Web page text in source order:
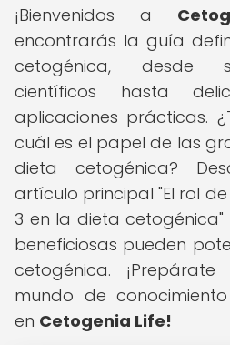
¡Bienvenidos a
encontrarás la guía
cetogénica, desde
científicos hasta
aplicaciones prácticas.
cuál es el papel de las
dieta cetogénica?
artículo principal "El rol
3 en la dieta
beneficiosas pueden
cetogénica.
mundo de
en Cetogenia Life!